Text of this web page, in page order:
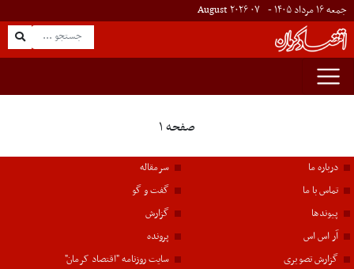
جمعه ۱۶ مرداد ۱۴۰۵ - ۰۷۲۰۲۶
صفحه ۱
درباره ما
تماس با ما
پیوندها
آر اس اس
سرمقاله
گفت و گو
گزارش
پرونده
گزارش تصویری
سایت روزنامه "اقتصاد کرمان"